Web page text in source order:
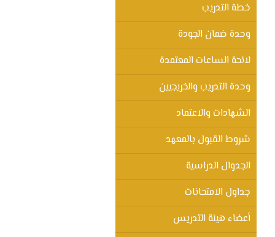
خطة التدريب
وحدة ضمان الجودة
لائحة الساعات المعتمدة
وحدة التدريب والخريجيين
الشهادات والاعتماد
شروط القبول بالمعهد
الجدوال الدراسية
جداول الامتحانات
أعضاء هيئة التدريس